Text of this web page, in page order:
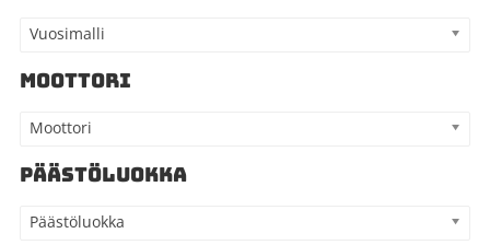
Vuosimalli
MOOTTORI
Moottori
PÄÄSTÖLUOKKA
Päästöluokka